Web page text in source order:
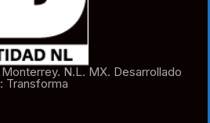
N.L. MX. Desarrollado
Transforma